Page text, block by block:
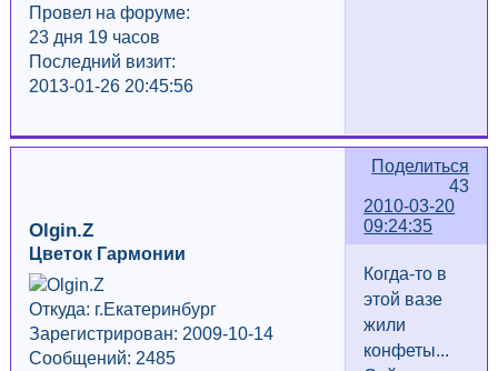
Провел на форуме:
23 дня 19 часов
Последний визит:
2013-01-26 20:45:56
Поделиться
43
2010-03-20
09:24:35
Olgin.Z
Цветок Гармонии
Откуда: г.Екатеринбург
Зарегистрирован: 2009-10-14
Сообщений: 2485
Когда-то в
этой вазе
жили
конфеты...